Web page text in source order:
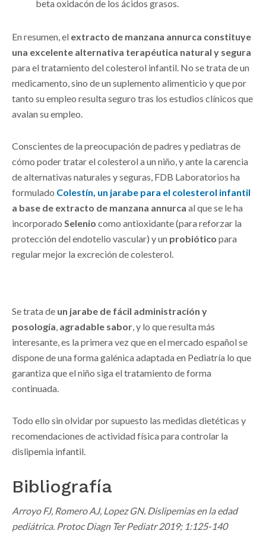
beta oxidacón de los ácidos grasos.
En resumen, el extracto de manzana annurca constituye
una excelente alternativa terapéutica natural y segura
para el tratamiento del colesterol infantil. No se trata de un
medicamento, sino de un suplemento alimenticio y que por
tanto su empleo resulta seguro tras los estudios clínicos que
avalan su empleo.
Conscientes de la preocupación de padres y pediatras de
cómo poder tratar el colesterol a un niño, y ante la carencia
de alternativas naturales y seguras, FDB Laboratorios ha
formulado Colestín, un jarabe para el colesterol infantil
a base de extracto de manzana annurca al que se le ha
incorporado Selenio como antioxidante (para reforzar la
protección del endotelio vascular) y un probiótico para
regular mejor la excreción de colesterol.
Se trata de un jarabe de fácil administración y
posología, agradable sabor, y lo que resulta más
interesante, es la primera vez que en el mercado español se
dispone de una forma galénica adaptada en Pediatría lo que
garantiza que el niño siga el tratamiento de forma
continuada.
Todo ello sin olvidar por supuesto las medidas dietéticas y
recomendaciones de actividad física para controlar la
dislipemia infantil.
Bibliografía
Arroyo FJ, Romero AJ, Lopez GN. Dislipemias en la edad
pediátrica. Protoc Diagn Ter Pediatr 2019; 1:125-140